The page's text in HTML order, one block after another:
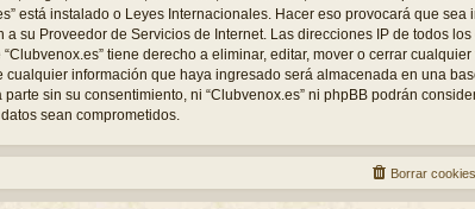
está instalado o Leyes Internacionales. Hacer eso provocará que sea
su Proveedor de Servicios de Internet. Las direcciones IP de todos
tiene derecho a eliminar, editar, mover o cerrar
información que haya ingresado será almacenada en una
sin su consentimiento, ni “Clubvenox.es” ni phpBB podrán
sean comprometidos.
Borrar cookies